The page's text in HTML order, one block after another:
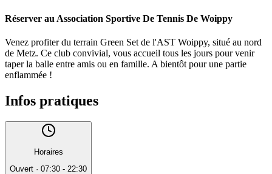
Réserver au Association Sportive De Tennis De Woippy
Venez profiter du terrain Green Set de l'AST Woippy, situé au nord
de Metz. Ce club convivial, vous accueil tous les jours pour venir
taper la balle entre amis ou en famille. A bientôt pour une partie
enflammée !
Infos pratiques
Horaires
Ouvert · 07:30 - 22:30